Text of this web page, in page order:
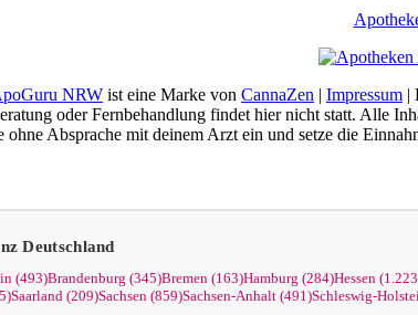
NRW ist eine Marke von CannaZen | Impressum |
oder Fernbehandlung findet hier nicht statt. Alle
Absprache mit deinem Arzt ein und setze die
Deutschland
(493)Brandenburg (345)Bremen (163)Hamburg (284)Hessen
Saarland (209)Sachsen (859)Sachsen-Anhalt (491)Schleswig-